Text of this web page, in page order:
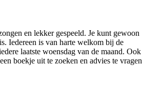
en lekker gespeeld. Je kunt gewoon
Iedereen is van harte welkom bij de
laatste woensdag van de maand. Ook
boekje uit te zoeken en advies te vragen